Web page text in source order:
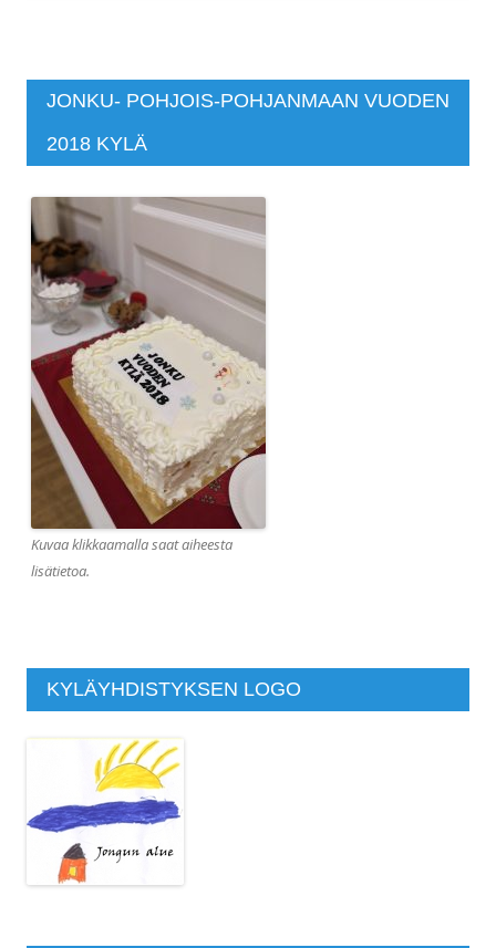
JONKU- POHJOIS-POHJANMAAN VUODEN
2018 KYLÄ
Kuvaa klikkaamalla saat aiheesta
lisätietoa.
KYLÄYHDISTYKSEN LOGO